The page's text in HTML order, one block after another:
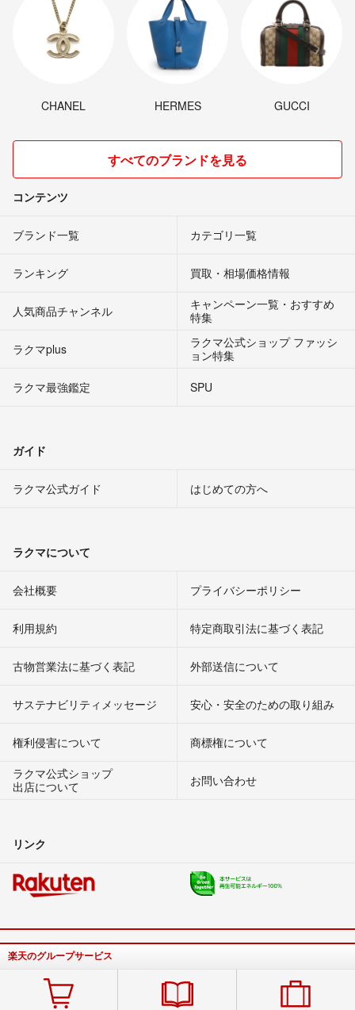
CHANEL HERMES GUCCI
すべてのブランドを見る
コンテンツ
ブランド一覧 カテゴリ一覧
ランキング 買取・相場価格情報
人気商品チャンネル
キャンペーン一覧・おすすめ
特集
ラクマplus
ラクマ公式ショップ ファッシ
ョン特集
ラクマ最強鑑定
SPU
ガイド
ラクマ公式ガイド はじめての方へ
ラクマについて
会社概要 プライバシーポリシー
利用規約 特定商取引法に基づく表記
古物営業法に基づく表記 外部送信について
サステナビリティメッセージ 安心・安全のための取り組み
権利侵害について
商標権について
ラクマ公式ショップ
出店について
お問い合わせ
リンク
楽天のグループサービス